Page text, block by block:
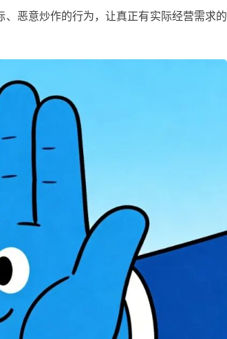
、恶意炒作的行为，让真正有实际经营需求的